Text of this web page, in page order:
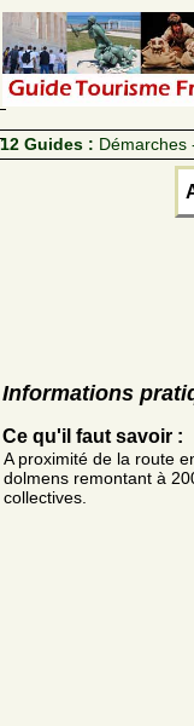
12 Guides : Démarches
Informations
Ce qu'il faut savoir :
A proximité de la route
dolmens remontant à
collectives.